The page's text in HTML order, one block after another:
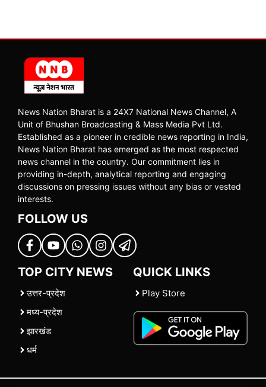
News Nation Bharat is a 24X7 National News Channel, A
Unit of Bhushan Broadcasting & Mass Media Pvt Ltd.
Established as a pioneer in credible news reporting in India,
News Nation Bharat has emerged as the most respected
news channel in the country. Our commitment lies in
providing in-depth, analytical reporting and engaging
discussions on pressing issues without any bias or vested
interests.
FOLLOW US
TOP CITY NEWS
उत्तर-प्रदेश
मध्य-प्रदेश
झारखंड
धर्म
QUICK LINKS
Play Store